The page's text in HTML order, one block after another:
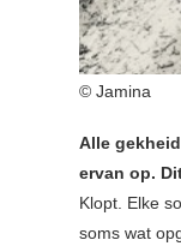
© Jamina
Alle
ervan op.
Klopt. Elke
soms wat